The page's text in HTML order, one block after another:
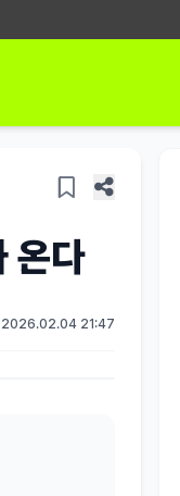
온다
2026.02.04 21:47